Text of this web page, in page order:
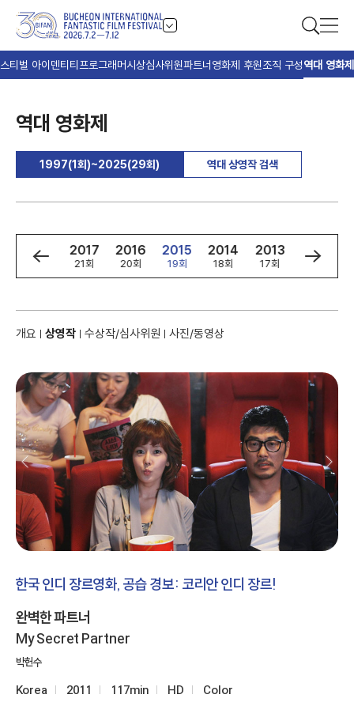
티벌 아이덴티티 프로그래머시상심사위원파트너 영화제 후원조직 구성역대 영화제
역대 영화제
1997(1회)~2025(29회) 역대 상영작 검색
2018
22회
2017
21회
2016
20회
2015
19회
2014
18회
2013
17회
2012
16회
개요 상영작 수상작/심사위원 사진/동영상
한국 인디 장르영화, 공습 경보: 코리안 인디 장르!
완벽한 파트너
My Secret Partner
박헌수
Korea 2011 117min HD Color